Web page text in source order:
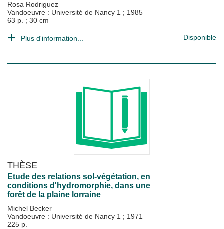
Rosa Rodriguez
Vandoeuvre : Université de Nancy 1 ; 1985
63 p. ; 30 cm
Plus d'information... Disponible
THÈSE
Etude des relations sol-végétation, en
conditions d'hydromorphie, dans une
forêt de la plaine lorraine
Michel Becker
Vandoeuvre : Université de Nancy 1 ; 1971
225 p.